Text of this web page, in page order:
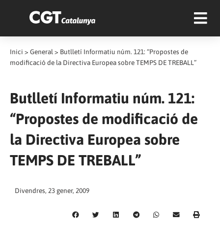
Inici > General > Butlletí Informatiu núm. 121: “Propostes de
modificació de la Directiva Europea sobre TEMPS DE TREBALL”
Butlletí Informatiu núm. 121:
“Propostes de modificació de
la Directiva Europea sobre
TEMPS DE TREBALL”
Divendres, 23 gener, 2009